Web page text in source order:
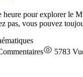
heure pour explorer le
pas, vous pouvez
5783